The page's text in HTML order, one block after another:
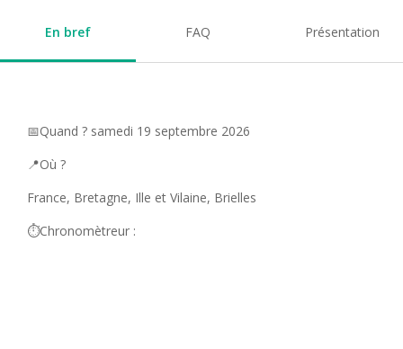
En bref FAQ Présentation
📅Quand ? samedi 19 septembre 2026
📍Où ?
France, Bretagne, Ille et Vilaine, Brielles
⏱️Chronomètreur :